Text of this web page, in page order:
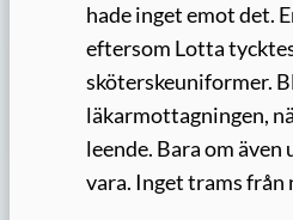
hade inget emot det.
eftersom Lotta
sköterskeuniformer.
läkarmottagningen,
leende. Bara om
vara. Inget trams från